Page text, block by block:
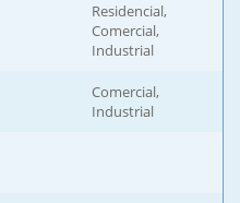
Residencial,
Comercial,
Industrial
Comercial,
Industrial